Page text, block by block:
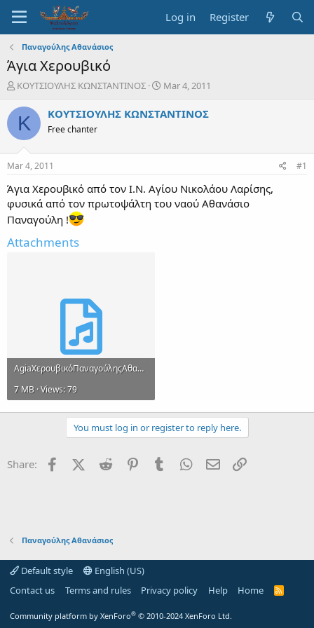
Log in Register
Παναγούλης Αθανάσιος
Άγια Χερουβικό
T
r
a
t
a
r
t
e
r
ΚΟΥΤΣΙΟΥΛΗΣ ΚΩΝΣΤΑΝΤΙΝΟΣ
S
a
e
Mar 4, 2011
Κ ΚΟΥΤΣΙΟΥΛΗΣ ΚΩΝΣΤΑΝΤΙΝΟΣ
Free chanter
Mar 4, 2011 #1
Άγια Χερουβικό από τον Ι.Ν. Αγίου Νικολάου Λαρίσης,
φυσικά από τον πρωτοψάλτη του ναού Αθανάσιο
Παναγούλη !
Attachments
AgiaΧερουβικόΠαναγούληςΑθανάσιος.mp3
7 MB · Views: 79
You must log in or register to reply here.
Share: FacebookX (Twitter)
Reddit PinterestTumblr WhatsApp
Email
Παναγούλης Αθανάσιος
Default style
English (US)
Contact us
Terms and rules Privacy policy Help Home
R
Community platform by XenForo® © 2010-2024 XenForo Ltd.